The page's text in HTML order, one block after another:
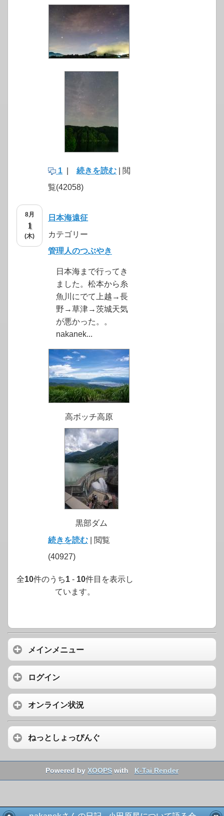
1 続きを読む | 閲
覧(42058)
8月
1
(木)
日本海遠征
カテゴリー
管理人のつぶやき
日本海まで行ってき
ました。松本から糸
魚川にでて上越→長
野→草津→茨城天気
が悪かった。。
nakanek...
高ボッチ高原
黒部ダム
続きを読む | 閲覧
(40927)
全10件のうち1 - 10件目を表示し
ています。
メインメニュー
ログイン
オンライン状況
ねっとしょっぴんぐ
Powered byXOOPS with K-Tai Render